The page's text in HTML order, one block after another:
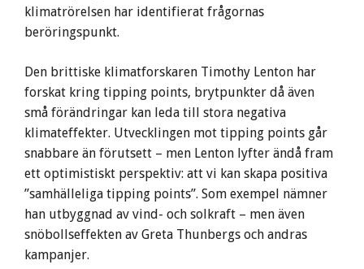
klimatrörelsen har identifierat frågornas
beröringspunkt.
Den brittiske klimatforskaren Timothy Lenton har
forskat kring tipping points, brytpunkter då även
små förändringar kan leda till stora negativa
klimateffekter. Utvecklingen mot tipping points går
snabbare än förutsett – men Lenton lyfter ändå fram
ett optimistiskt perspektiv: att vi kan skapa positiva
”samhälleliga tipping points”. Som exempel nämner
han utbyggnad av vind- och solkraft – men även
snöbollseffekten av Greta Thunbergs och andras
kampanjer.